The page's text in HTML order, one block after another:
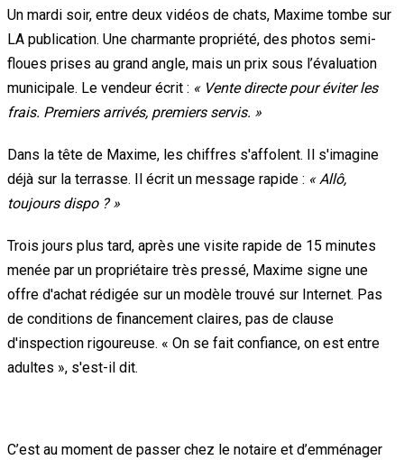
Un mardi soir, entre deux vidéos de chats, Maxime tombe sur
LA publication. Une charmante propriété, des photos semi-
floues prises au grand angle, mais un prix sous l’évaluation
municipale. Le vendeur écrit : « Vente directe pour éviter les
frais. Premiers arrivés, premiers servis. »
Dans la tête de Maxime, les chiffres s'affolent. Il s'imagine
déjà sur la terrasse. Il écrit un message rapide : « Allô,
toujours dispo ? »
Trois jours plus tard, après une visite rapide de 15 minutes
menée par un propriétaire très pressé, Maxime signe une
offre d'achat rédigée sur un modèle trouvé sur Internet. Pas
de conditions de financement claires, pas de clause
d'inspection rigoureuse. « On se fait confiance, on est entre
adultes », s'est-il dit.
C’est au moment de passer chez le notaire et d’emménager